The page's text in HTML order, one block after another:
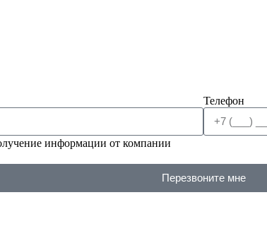
Телефон
информации от компании
Перезвоните мне